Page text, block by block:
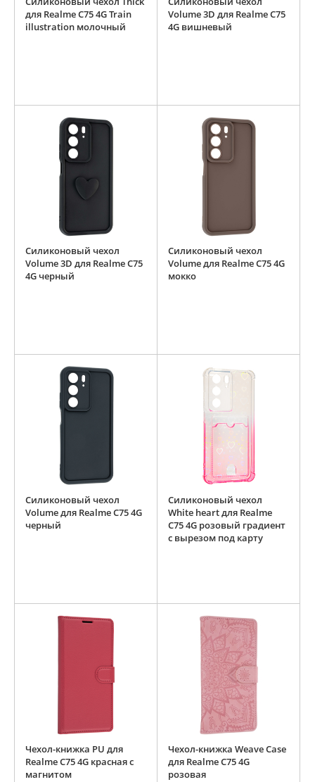
для Realme C75 4G Train
illustration молочный
Volume 3D для Realme C75
4G вишневый
Силиконовый чехол
Volume 3D для Realme C75
4G черный
Силиконовый чехол
Volume для Realme C75 4G
мокко
Силиконовый чехол
Volume для Realme C75 4G
черный
Силиконовый чехол
White heart для Realme
C75 4G розовый градиент
c вырезом под карту
Чехол-книжка PU для
Realme C75 4G красная с
магнитом
Чехол-книжка Weave Case
для Realme C75 4G
розовая